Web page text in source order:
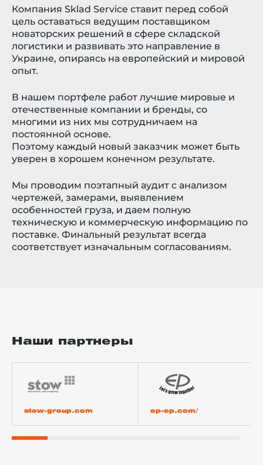
Компания Sklad Service ставит перед собой
цель оставаться ведущим поставщиком
новаторских решений в сфере складской
логистики и развивать это направление в
Украине, опираясь на европейский и мировой
опыт.
В нашем портфеле работ лучшие мировые и
отечественные компании и бренды, со
многими из них мы сотрудничаем на
постоянной основе.
Поэтому каждый новый заказчик может быть
уверен в хорошем конечном результате.
Мы проводим поэтапный аудит с анализом
чертежей, замерами, выявлением
особенностей груза, и даем полную
техническую и коммерческую информацию по
поставке. Финальный результат всегда
соответствует изначальным согласованиям.
Наши партнеры
stow-group.com ep-ep.com/